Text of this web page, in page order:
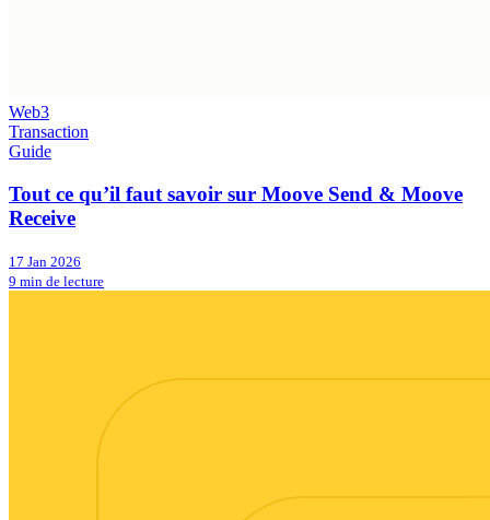
Web3
Transaction
Guide
Tout ce qu’il faut savoir sur Moove Send & Moove
Receive
17 Jan 2026
9 min de lecture